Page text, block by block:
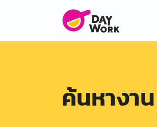
ค้นหางา